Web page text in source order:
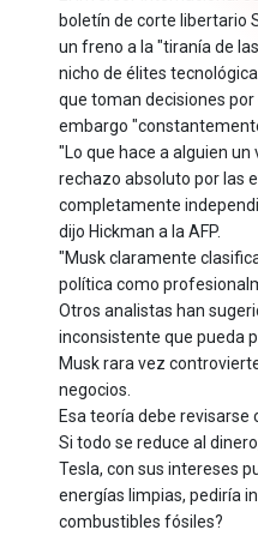
boletín de corte libertario
un freno a la "tiranía de
nicho de élites
que toman decisiones
embargo
"Lo que hace a alguien
rechazo absoluto por las
completamente
dijo Hickman a la AFP.
"Musk claramente
política como
Otros analistas han
inconsistente que pueda
Musk rara vez
negocios.
Esa teoría debe revisarse
Si todo se reduce al
Tesla, con sus intereses
energías limpias, pediría
combustibles fósiles?